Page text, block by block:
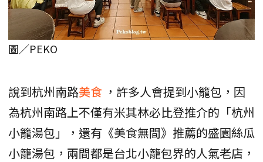
圖／PEKO
說到杭州南路美食 ，許多人會提到小籠包，因
為杭州南路上不僅有米其林必比登推介的「杭州
小籠湯包」，還有《美食無間》推薦的盛園絲瓜
小籠湯包，兩間都是台北小籠包界的人氣老店，